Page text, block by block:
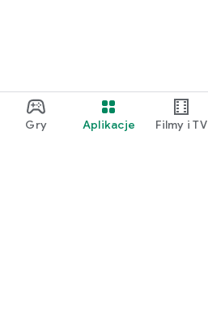
Gry Aplikacje Filmy i TV